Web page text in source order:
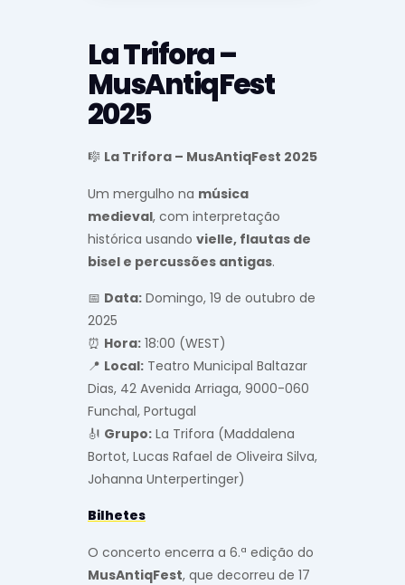
La Trifora –
MusAntiqFest
2025
🎼 La Trifora – MusAntiqFest 2025
Um mergulho na música
medieval, com interpretação
histórica usando vielle, flautas de
bisel e percussões antigas.
📅 Data: Domingo, 19 de outubro de
2025
⏰ Hora: 18:00 (WEST)
📍 Local: Teatro Municipal Baltazar
Dias, 42 Avenida Arriaga, 9000-060
Funchal, Portugal
🎻 Grupo: La Trifora (Maddalena
Bortot, Lucas Rafael de Oliveira Silva,
Johanna Unterpertinger)
Bilhetes
O concerto encerra a 6.ª edição do
MusAntiqFest, que decorreu de 17